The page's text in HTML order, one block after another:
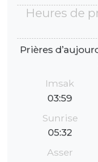
Heures de
Prières
Imsak
03:59
Sunrise
05:32
Asser